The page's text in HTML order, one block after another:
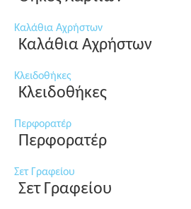
Καλάθια Αχρήστων
Καλάθια Αχρήστων
Κλειδοθήκες
Κλειδοθήκες
Περφορατέρ
Περφορατέρ
Σετ Γραφείου
Σετ Γραφείου